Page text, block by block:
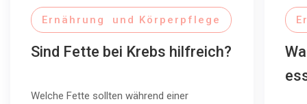
Ernährung und Körperpflege
Sind Fette bei Krebs hilfreich?
Welche Fette sollten während einer